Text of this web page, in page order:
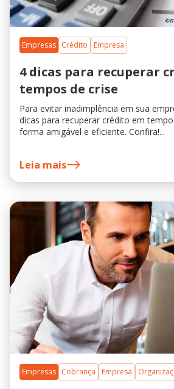
Empresas Crédito Empresa
4 dicas para recuperar
tempos de crise
Para evitar inadimplência em sua
dicas para recuperar crédito em
forma amigável e eficiente. Confira!...
Leia mais
Empresas Cobrança Empresa